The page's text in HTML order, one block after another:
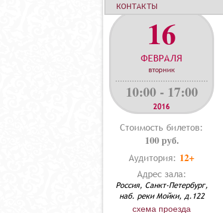
16
ФЕВРАЛЯ
вторник
10:00 - 17:00
2016
Стоимость билетов:
100 руб.
Аудитория: 12+
Адрес зала:
Россия, Санкт-Петербург,
наб. реки Мойки, д.122
схема проезда
КОНТАКТЫ